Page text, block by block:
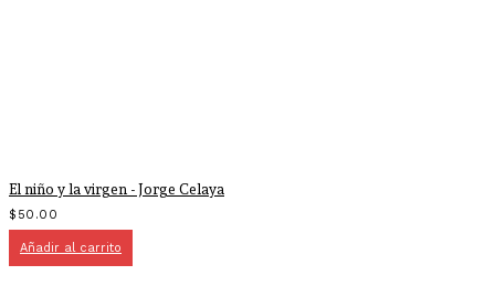
El niño y la virgen - Jorge Celaya
$ 50.00
Añadir al carrito